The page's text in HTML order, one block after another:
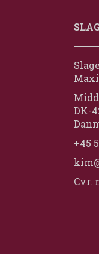
DK-
+45
Cvr.